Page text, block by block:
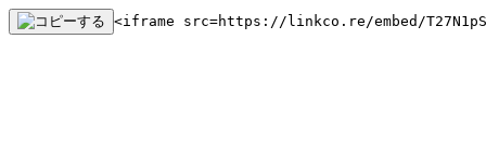
<iframe src=https://linkco.re/embed/